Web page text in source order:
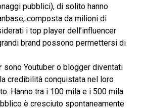
pubblici), di solito hanno
composta da milioni di
i top player dell’influencer
brand possono permettersi di
sono Youtuber o blogger diventati
credibilità conquistata nel loro
Hanno tra i 100 mila e i 500 mila
è cresciuto spontaneamente